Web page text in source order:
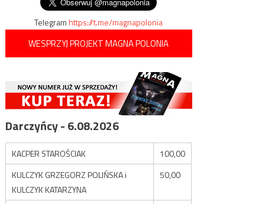
Telegramhttps://t.me/magnapolonia
WESPRZYJ PROJEKT MAGNA POLONIA
Darczyńcy - 6.08.2026
KACPER STAROŚCIAK
100,00
KULCZYK GRZEGORZ POLIŃSKA i
KULCZYK KATARZYNA
50,00